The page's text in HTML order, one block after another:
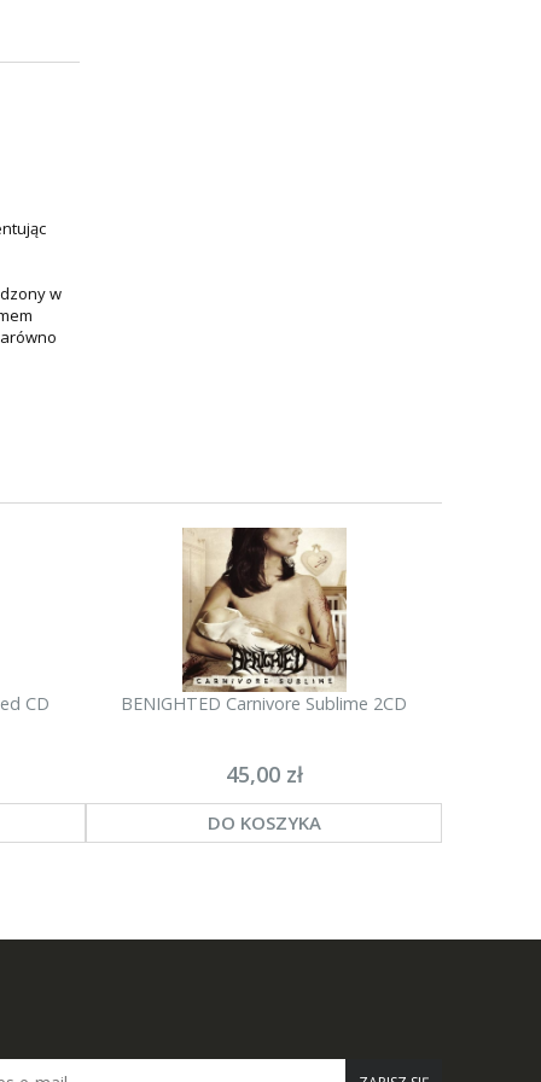
w
CD BENIGHTED Carnivore Sublime 2CD
45,00 zł
DO KOSZYKA